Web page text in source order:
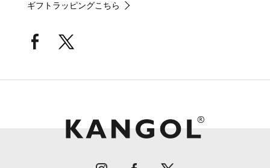
ギフトラッピングこちら